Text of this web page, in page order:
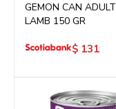
GEMON CAN ADULT
LAMB 150 GR
$ 131